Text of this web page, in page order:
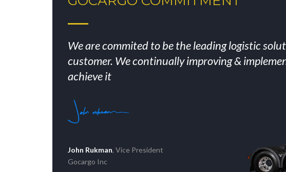
We are commited to be the leading logistic
customer. We continually improving &
achieve it
John Rukman, Vice President
Gocargo Inc